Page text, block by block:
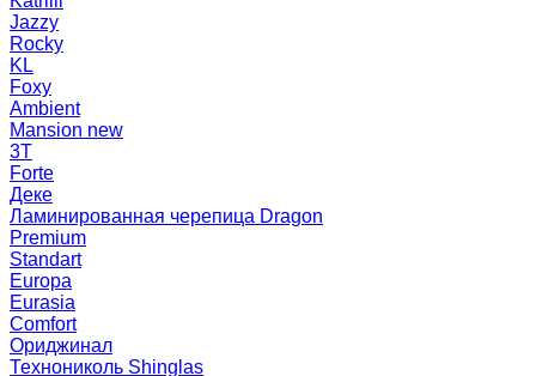
Jazzy
Rocky
KL
Foxy
Ambient
Mansion new
3Т
Forte
Деке
Ламинированная черепица Dragon
Premium
Standart
Europa
Eurasia
Comfort
Ориджинал
Технониколь Shinglas